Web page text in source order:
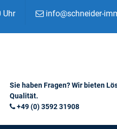
Uhr info@schneider-
Sie haben Fragen? Wir bieten
Qualität.
+49 (0) 3592 31908